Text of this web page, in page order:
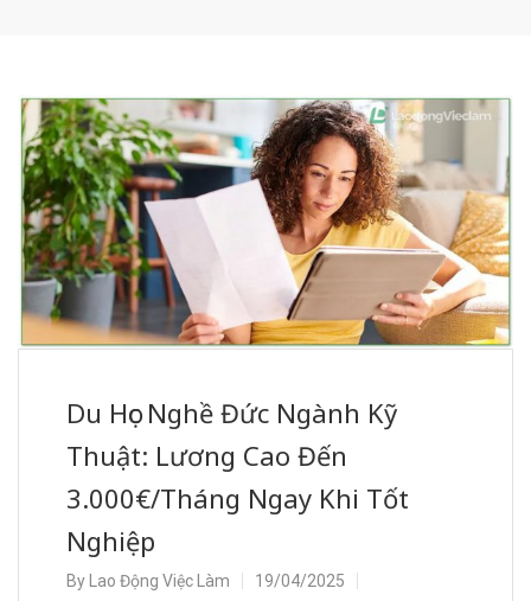
Du Học Nghề Đức Ngành Kỹ
Thuật: Lương Cao Đến
3.000€/Tháng Ngay Khi Tốt
Nghiệp
By Lao Động Việc Làm
19/04/2025